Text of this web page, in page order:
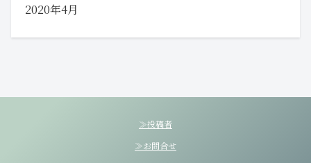
2020年4月
≫投稿者
≫お問合せ